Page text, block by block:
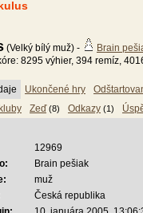
(Velký bílý muž) -
Brain
8295 výhier, 394 remíz,
Ukončené hry
Zeď (8) Odkazy (1)
12969
Brain pešiak
muž
Česká republika